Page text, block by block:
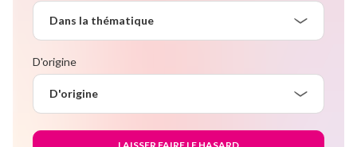
Dans la thématique
D'origine
D'origine